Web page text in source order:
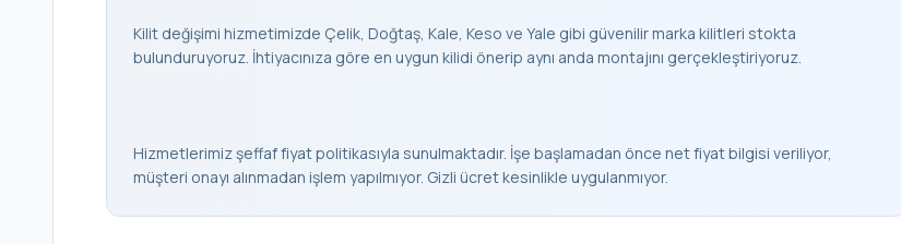
Kilit değişimi hizmetimizde Çelik, Doğtaş, Kale, Keso ve Yale gibi güvenilir marka kilitleri stokta
bulunduruyoruz. İhtiyacınıza göre en uygun kilidi önerip aynı anda montajını gerçekleştiriyoruz.
Hizmetlerimiz şeffaf fiyat politikasıyla sunulmaktadır. İşe başlamadan önce net fiyat bilgisi veriliyor,
müşteri onayı alınmadan işlem yapılmıyor. Gizli ücret kesinlikle uygulanmıyor.